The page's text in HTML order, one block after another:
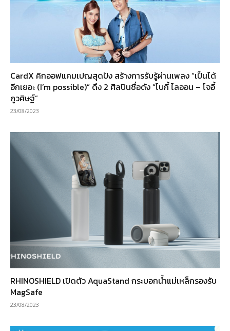
CardX คิกออฟแคมเปญสุดปัง สร้างการรับรู้ผ่านเพลง “เป็นได้
อีกเยอะ (I’m possible)” ดึง 2 ศิลปินชื่อดัง “โบกี้ ไลออน – โจอี้
ภูวศิษฐ์”
23/08/2023
RHINOSHIELD เปิดตัว AquaStand กระบอกน้ำแม่เหล็กรองรับ
MagSafe
23/08/2023